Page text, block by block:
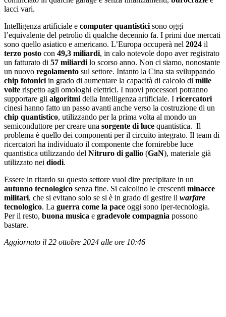
lacci vari.
Intelligenza artificiale e computer quantistici sono oggi
l’equivalente del petrolio di qualche decennio fa. I primi due mercati
sono quello asiatico e americano. L’Europa occuperà nel 2024 il
terzo posto con 49,3 miliardi, in calo notevole dopo aver registrato
un fatturato di 57 miliardi lo scorso anno. Non ci siamo, nonostante
un nuovo regolamento sul settore. Intanto la Cina sta sviluppando
chip fotonici in grado di aumentare la capacità di calcolo di mille
volte rispetto agli omologhi elettrici. I nuovi processori potranno
supportare gli algoritmi della Intelligenza artificiale. I ricercatori
cinesi hanno fatto un passo avanti anche verso la costruzione di un
chip quantistico, utilizzando per la prima volta al mondo un
semiconduttore per creare una sorgente di luce quantistica. Il
problema è quello dei componenti per il circuito integrato. Il team di
ricercatori ha individuato il componente che fornirebbe luce
quantistica utilizzando del Nitruro di gallio (GaN), materiale già
utilizzato nei diodi.
Essere in ritardo su questo settore vuol dire precipitare in un
autunno tecnologico senza fine. Si calcolino le crescenti minacce
militari, che si evitano solo se si è in grado di gestire il warfare
tecnologico. La guerra come la pace oggi sono iper-tecnologia.
Per il resto, buona musica e gradevole compagnia possono
bastare.
Aggiornato il 22 ottobre 2024 alle ore 10:46